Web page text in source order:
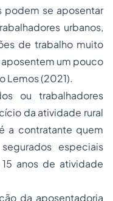
podem se aposentar
urbanos,
de trabalho muito
um pouco
Lemos (2021).
ou trabalhadores
da atividade rural
a contratante quem
especiais
anos de atividade
da aposentadoria